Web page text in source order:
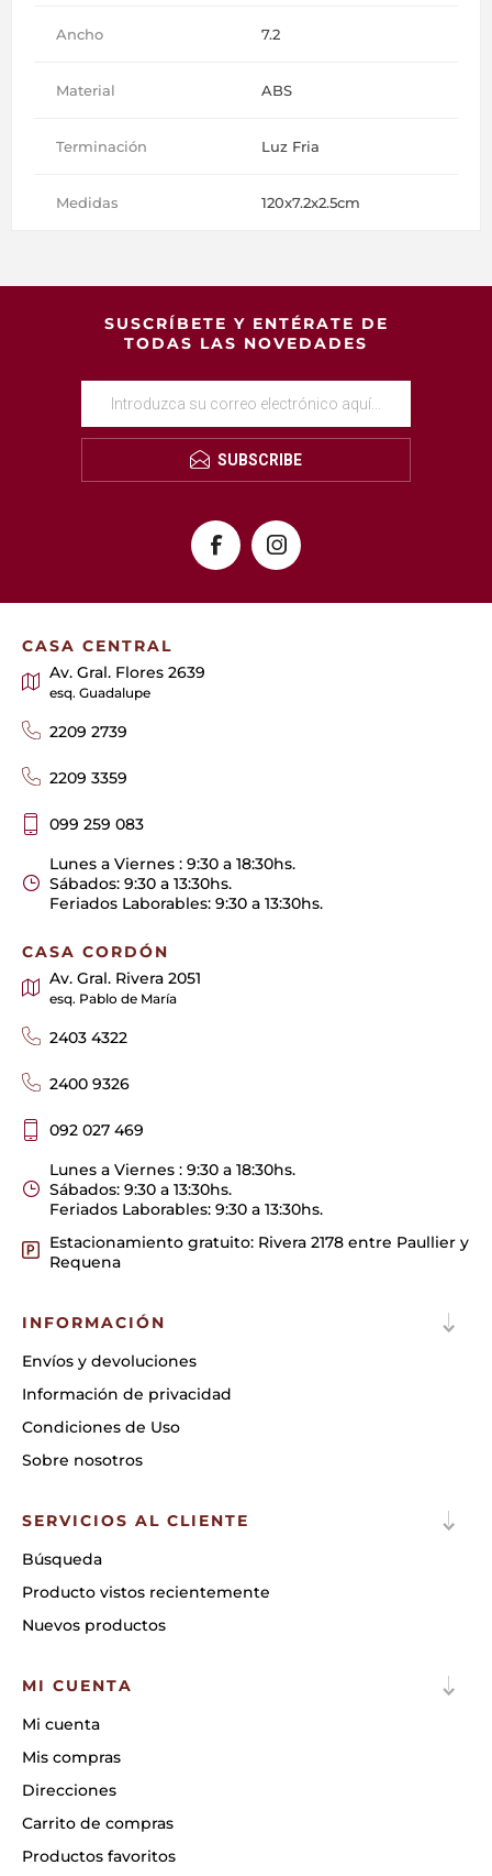
Ancho 7.2
Material ABS
Terminación Luz Fria
Medidas 120x7.2x2.5cm
SUSCRÍBETE Y ENTÉRATE DE
TODAS LAS NOVEDADES
SUBSCRIBE
CASA CENTRAL
Av. Gral. Flores 2639
esq. Guadalupe
2209 2739
2209 3359
099 259 083
Lunes a Viernes : 9:30 a 18:30hs.
Sábados: 9:30 a 13:30hs.
Feriados Laborables: 9:30 a 13:30hs.
CASA CORDÓN
Av. Gral. Rivera 2051
esq. Pablo de María
2403 4322
2400 9326
092 027 469
Lunes a Viernes : 9:30 a 18:30hs.
Sábados: 9:30 a 13:30hs.
Feriados Laborables: 9:30 a 13:30hs.
Estacionamiento gratuito: Rivera 2178 entre Paullier y
Requena
INFORMACIÓN
Envíos y devoluciones
Información de privacidad
Condiciones de Uso
Sobre nosotros
SERVICIOS AL CLIENTE
Búsqueda
Producto vistos recientemente
Nuevos productos
MI CUENTA
Mi cuenta
Mis compras
Direcciones
Carrito de compras
Productos favoritos